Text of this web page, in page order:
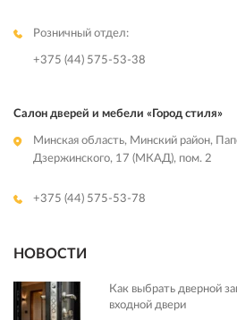
Розничный отдел:
+375 (44) 575-53-38
Салон дверей и мебели «Город стиля»
Минская область, Минский район,
Дзержинского, 17 (МКАД), пом. 2
+375 (44) 575-53-78
НОВОСТИ
Как выбрать дверной
входной двери